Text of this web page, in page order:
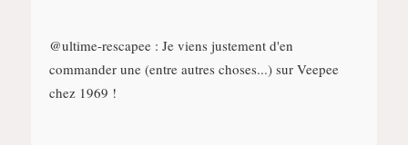
@ultime-rescapee : Je viens justement d'en
commander une (entre autres choses...) sur Veepee
chez 1969 !